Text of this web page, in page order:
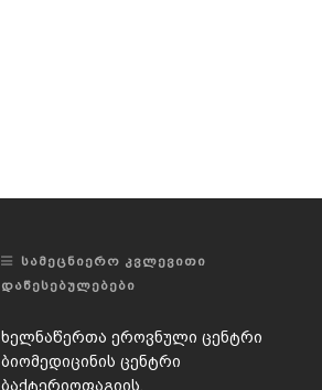
ᲡᲐᲛᲔᲪᲜᲘᲔᲠᲝ ᲙᲕᲚᲔᲕᲘᲗᲘ
ᲓᲐᲬᲔᲡᲔᲑᲣᲚᲔᲑᲔᲑᲘ
ხელნაწერთა ეროვნული ცენტრი
ბიომედიცინის ცენტრი
ბაქტერიოფაგიის,